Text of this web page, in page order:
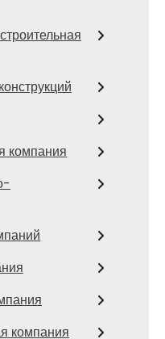
компания
компания